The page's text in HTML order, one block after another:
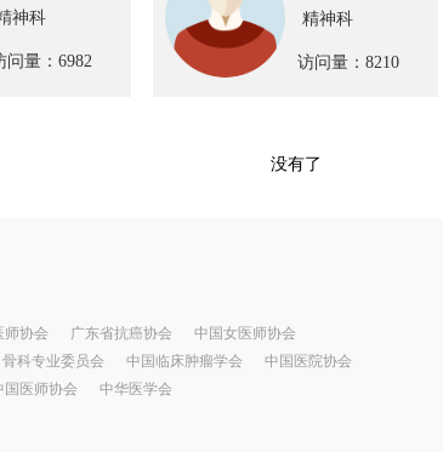
神科
问量：6982
精神科
访问量：8210
没有了
师协会 广东省抗癌协会
中国女医师协会
骨科专业委员会 中国临床肿瘤学会
中国医院协会
国医师协会 中华医学会